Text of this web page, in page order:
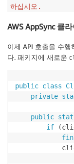
하십시오.
AWS AppSync 클
이제 API 호출을 수행
다. 패키지에 새로운
public class
private
public
if
(